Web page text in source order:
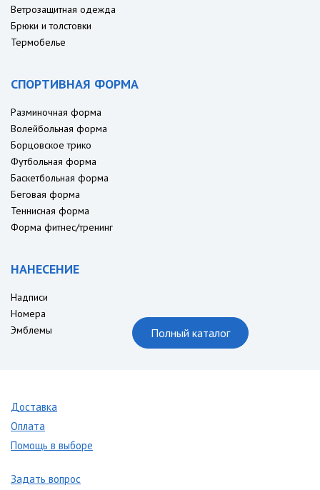
Ветрозащитная одежда
Брюки и толстовки
Термобелье
СПОРТИВНАЯ ФОРМА
Разминочная форма
Волейбольная форма
Борцовское трико
Футбольная форма
Баскетбольная форма
Беговая форма
Теннисная форма
Форма фитнес/тренинг
НАНЕСЕНИЕ
Надписи
Номера
Эмблемы
Полный каталог
Доставка
Оплата
Помощь в выборе
Задать вопрос